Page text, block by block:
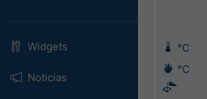
Widgets
Noticias
°C
°C